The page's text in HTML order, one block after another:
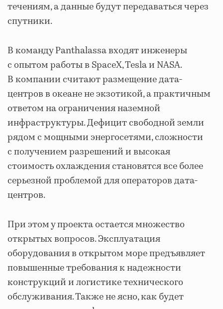
течениям, а данные будут передаваться через
спутники.
В команду Panthalassa входят инженеры
с опытом работы в SpaceX, Tesla и NASA.
В компании считают размещение дата-
центров в океане не экзотикой, а практичным
ответом на ограничения наземной
инфраструктуры. Дефицит свободной земли
рядом с мощными энергосетями, сложности
с получением разрешений и высокая
стоимость охлаждения становятся все более
серьезной проблемой для операторов дата-
центров.
При этом у проекта остается множество
открытых вопросов. Эксплуатация
оборудования в открытом море предъявляет
повышенные требования к надежности
конструкций и логистике технического
обслуживания. Также не ясно, как будет